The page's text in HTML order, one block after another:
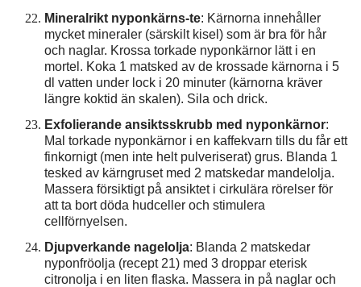
Mineralrikt nyponkärns-te: Kärnorna innehåller
mycket mineraler (särskilt kisel) som är bra för hår
och naglar. Krossa torkade nyponkärnor lätt i en
mortel. Koka 1 matsked av de krossade kärnorna i 5
dl vatten under lock i 20 minuter (kärnorna kräver
längre koktid än skalen). Sila och drick.
Exfolierande ansiktsskrubb med nyponkärnor:
Mal torkade nyponkärnor i en kaffekvarn tills du får ett
finkornigt (men inte helt pulveriserat) grus. Blanda 1
tesked av kärngruset med 2 matskedar mandelolja.
Massera försiktigt på ansiktet i cirkulära rörelser för
att ta bort döda hudceller och stimulera
cellförnyelsen.
Djupverkande nagelolja: Blanda 2 matskedar
nyponfröolja (recept 21) med 3 droppar eterisk
citronolja i en liten flaska. Massera in på naglar och